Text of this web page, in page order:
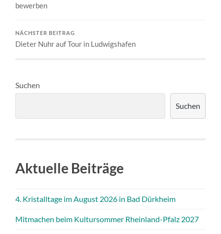
bewerben
NÄCHSTER BEITRAG
Dieter Nuhr auf Tour in Ludwigshafen
Suchen
Suchen
Aktuelle Beiträge
4. Kristalltage im August 2026 in Bad Dürkheim
Mitmachen beim Kultursommer Rheinland-Pfalz 2027